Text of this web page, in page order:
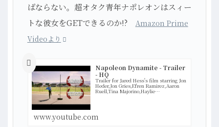
ばならない。超オタク青年ナポレオンはスィー
トな彼女をGETできるのか!?
Amazon Prime
Videoより
Napoleon Dynamite - Trailer
- HQ
Trailer for Jared Hess's film starring Jon
Heder,Jon Gries,Efren Ramirez,Aaron
Ruell,Tina Majorino,Haylie
Duff,Shondrell…more
www.youtube.com